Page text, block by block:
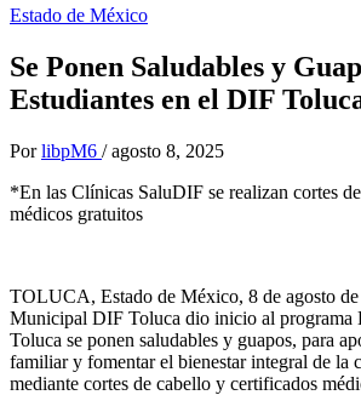
Estado de México
Se Ponen Saludables y
Estudiantes en el DIF
Por libpM6 / agosto 8, 2025
*En las Clínicas SaluDIF se realizan cortes
médicos gratuitos
TOLUCA, Estado de México, 8 de agosto
Municipal DIF Toluca dio inicio al programa
Toluca se ponen saludables y guapos, para
familiar y fomentar el bienestar integral de la
mediante cortes de cabello y certificados